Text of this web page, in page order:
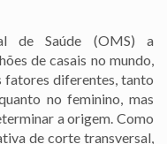
de Saúde (OMS) a
de casais no mundo,
fatores diferentes, tanto
no feminino, mas
a origem. Como
de corte transversal,